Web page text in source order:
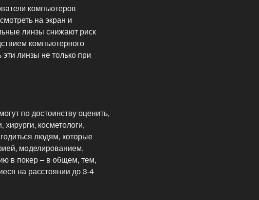
компьютеров
на экран и
линзы снижают риск
компьютерного
линзы не только при
по достоинству оценить,
косметологи,
людям, которые
моделированием,
в покер – в общем, тем,
на расстоянии до 3-4